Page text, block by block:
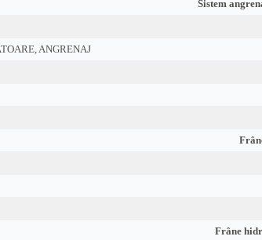
Sistem
ANGRENAJ
Frâne